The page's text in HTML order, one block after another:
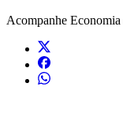
Acompanhe Economia